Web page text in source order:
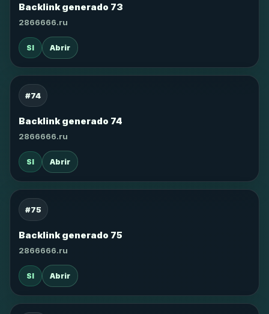
Backlink generado 73
2866666.ru
SI Abrir
#74
Backlink generado 74
2866666.ru
SI Abrir
#75
Backlink generado 75
2866666.ru
SI Abrir